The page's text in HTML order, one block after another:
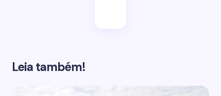
Leia também!